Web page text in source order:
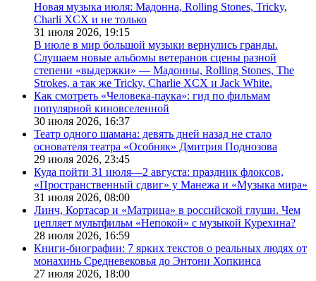
Новая музыка июля: Мадонна, Rolling Stones, Tricky,
Charli XCX и не только
31 июля 2026, 19:15
В июле в мир большой музыки вернулись гранды.
Слушаем новые альбомы ветеранов сцены разной
степени «выдержки» — Мадонны, Rolling Stones, The
Strokes, а так же Tricky, Charlie XCX и Jack White.
Как смотреть «Человека-паука»: гид по фильмам
популярной киновселенной
30 июля 2026, 16:37
Театр одного шамана: девять дней назад не стало
основателя театра «Особняк» Дмитрия Поднозова
29 июля 2026, 23:45
Куда пойти 31 июля—2 августа: праздник флоксов,
«Пространственный сдвиг» у Манежа и «Музыка мира»
31 июля 2026, 08:00
Линч, Кортасар и «Матрица» в российской глуши. Чем
цепляет мультфильм «Непокой» с музыкой Курехина?
28 июля 2026, 16:59
Книги-биографии: 7 ярких текстов о реальных людях от
монахинь Средневековья до Энтони Хопкинса
27 июля 2026, 18:00